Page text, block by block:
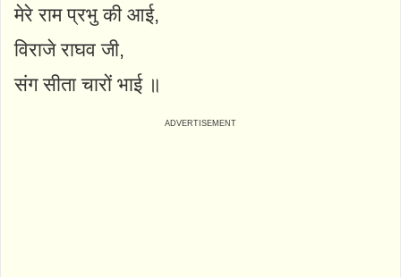
मेरे राम प्रभु की आई,
विराजे राघव जी,
संग सीता चारों भाई ॥